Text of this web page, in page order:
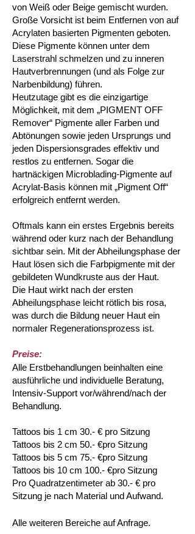
von Weiß oder Beige gemischt wurden.
Große Vorsicht ist beim Entfernen von auf
Acrylaten basierten Pigmenten geboten.
Diese Pigmente können unter dem
Laserstrahl schmelzen und zu inneren
Hautverbrennungen (und als Folge zur
Narbenbildung) führen.
Heutzutage gibt es die einzigartige
Möglichkeit, mit dem „PIGMENT OFF
Remover“ Pigmente aller Farben und
Abtönungen sowie jeden Ursprungs und
jeden Dispersionsgrades effektiv und
restlos zu entfernen. Sogar die
hartnäckigen Microblading-Pigmente auf
Acrylat-Basis können mit „Pigment Off“
erfolgreich entfernt werden.
Oftmals kann ein erstes Ergebnis bereits
während oder kurz nach der Behandlung
sichtbar sein. Mit der Abheilungsphase der
Haut lösen sich die Farbpigmente mit der
gebildeten Wundkruste aus der Haut.
Die Haut wirkt nach der ersten
Abheilungsphase leicht rötlich bis rosa,
was durch die Bildung neuer Haut ein
normaler Regenerationsprozess ist.
Preise:
Alle Erstbehandlungen beinhalten eine
ausführliche und individuelle Beratung,
Intensiv-Support vor/während/nach der
Behandlung.
Tattoos bis 1 cm 30.- € pro Sitzung
Tattoos bis 2 cm 50.- €pro Sitzung
Tattoos bis 5 cm 75.- €pro Sitzung
Tattoos bis 10 cm 100.- €pro Sitzung
Pro Quadratzentimeter ab 30.- € pro
Sitzung je nach Material und Aufwand.
Alle weiteren Bereiche auf Anfrage.